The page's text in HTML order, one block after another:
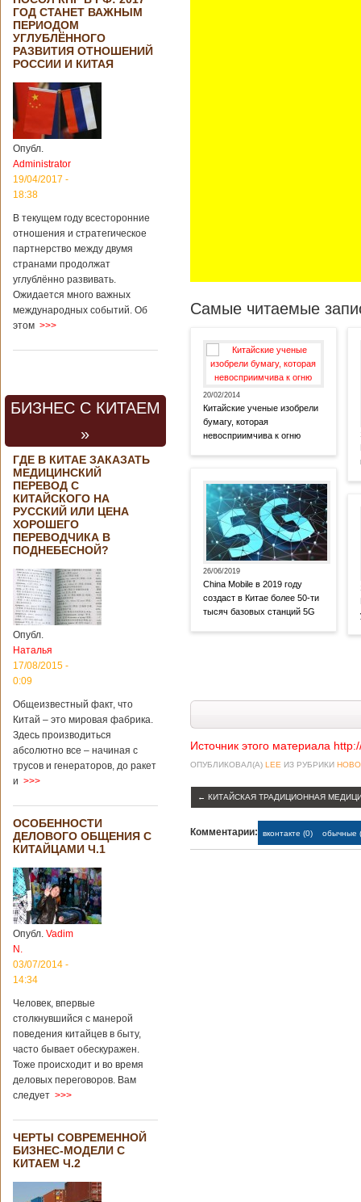
ГОД СТАНЕТ ВАЖНЫМ
ПЕРИОДОМ
УГЛУБЛЁННОГО
РАЗВИТИЯ ОТНОШЕНИЙ
РОССИИ И КИТАЯ
Опубл.
Administrator
19/04/2017 -
18:38
В текущем году всесторонние
отношения и стратегическое
партнерство между двумя
странами продолжат
углублённо развивать.
Ожидается много важных
международных событий. Об
этом >>>
БИЗНЕС С КИТАЕМ
»
ГДЕ В КИТАЕ ЗАКАЗАТЬ
МЕДИЦИНСКИЙ
ПЕРЕВОД С
КИТАЙСКОГО НА
РУССКИЙ ИЛИ ЦЕНА
ХОРОШЕГО
ПЕРЕВОДЧИКА В
ПОДНЕБЕСНОЙ?
Опубл.
Наталья
17/08/2015 -
0:09
Общеизвестный факт, что
Китай – это мировая фабрика.
Здесь производиться
абсолютно все – начиная с
трусов и генераторов, до ракет
и >>>
ОСОБЕННОСТИ
ДЕЛОВОГО ОБЩЕНИЯ С
КИТАЙЦАМИ Ч.1
Опубл. Vadim
N.
03/07/2014 -
14:34
Человек, впервые
столкнувшийся с манерой
поведения китайцев в быту,
часто бывает обескуражен.
Тоже происходит и во время
деловых переговоров. Вам
следует >>>
ЧЕРТЫ СОВРЕМЕННОЙ
БИЗНЕС-МОДЕЛИ С
КИТАЕМ Ч.2
Самые читаемые
20/02/2014
Китайские ученые изобрели
бумагу, которая
невосприимчива к огню
26/06/2019
China Mobile в 2019 году
создаст в Китае более 50-ти
тысяч базовых станций 5G
Источник этого материала
ОПУБЛИКОВАЛ(А) LEE ИЗ РУБРИКИ
← КИТАЙСКАЯ ТРАДИЦИОННАЯ
Комментарии: вконтакте (0) обычные